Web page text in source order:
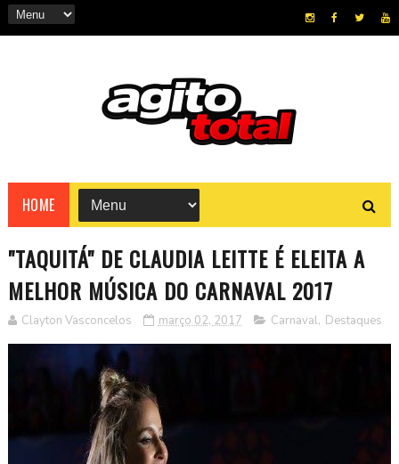
HOME
"TAQUITÁ" DE CLAUDIA LEITTE É ELEITA A
MELHOR MÚSICA DO CARNAVAL 2017
Clayton Vasconcelos março 02, 2017 Carnaval, Destaques